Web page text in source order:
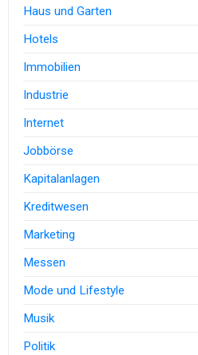
Haus und Garten
Hotels
Immobilien
Industrie
Internet
Jobbörse
Kapitalanlagen
Kreditwesen
Marketing
Messen
Mode und Lifestyle
Musik
Politik